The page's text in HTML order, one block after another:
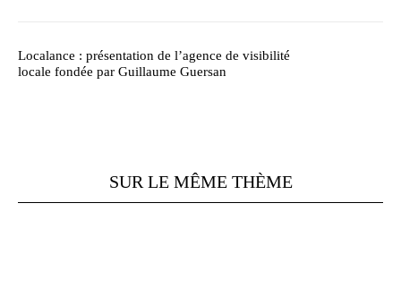
Localance : présentation de l’agence de visibilité
locale fondée par Guillaume Guersan
SUR LE MÊME THÈME